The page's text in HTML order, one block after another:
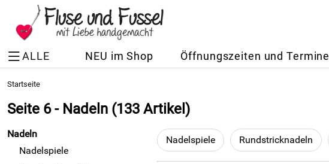
ALLE NEU im Shop Öffnungszeiten und Termine
Startseite
Seite 6 - Nadeln (133 Artikel)
Nadeln
Nadelspiele
Nadelspiele Rundstricknadeln